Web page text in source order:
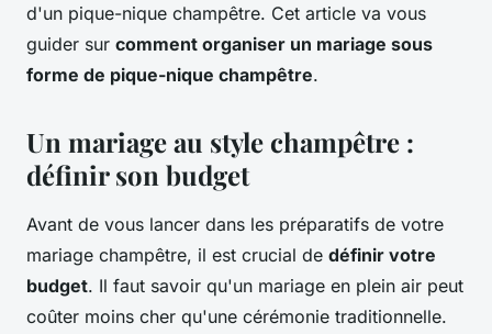
d'un pique-nique champêtre. Cet article va vous
guider sur comment organiser un mariage sous
forme de pique-nique champêtre.
Un mariage au style champêtre :
définir son budget
Avant de vous lancer dans les préparatifs de votre
mariage champêtre, il est crucial de définir votre
budget. Il faut savoir qu'un mariage en plein air peut
coûter moins cher qu'une cérémonie traditionnelle.